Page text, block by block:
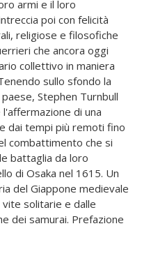
armi e il loro
poi con felicità
religiose e filosofiche
che ancora oggi
collettivo in maniera
sullo sfondo la
Stephen Turnbull
di una
dai tempi più remoti fino
combattimento che si
battaglia da loro
di Osaka nel 1615. Un
del Giappone medievale
solitarie e dalle
dei samurai. Prefazione